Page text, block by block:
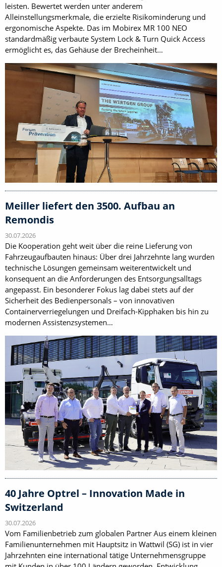
leisten. Bewertet werden unter anderem
Alleinstellungsmerkmale, die erzielte Risikominderung und
ergonomische Aspekte. Das im Mobirex MR 100 NEO
standardmäßig verbaute System Lock & Turn Quick Access
ermöglicht es, das Gehäuse der Brecheinheit…
Meiller liefert den 3500. Aufbau an
Remondis
30.07.2026
Die Kooperation geht weit über die reine Lieferung von
Fahrzeugaufbauten hinaus: Über drei Jahrzehnte lang wurden
technische Lösungen gemeinsam weiterentwickelt und
konsequent an die Anforderungen des Entsorgungsalltags
angepasst. Ein besonderer Fokus lag dabei stets auf der
Sicherheit des Bedienpersonals – von innovativen
Containerverriegelungen und Dreifach-Kipphaken bis hin zu
modernen Assistenzsystemen…
40 Jahre Optrel – Innovation Made in
Switzerland
30.07.2026
Vom Familienbetrieb zum globalen Partner Aus einem kleinen
Familienunternehmen mit Hauptsitz in Wattwil (SG) ist in vier
Jahrzehnten eine international tätige Unternehmensgruppe